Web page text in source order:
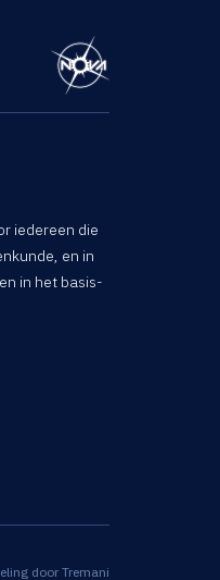
iedereen die
en in
in het basis-
doorTremani